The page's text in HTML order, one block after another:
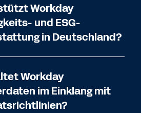
Workday
und ESG-
in Deutschland?
Workday
im Einklang mit